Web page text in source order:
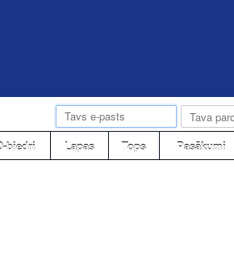
biedri Lapas Tops Pasākumi